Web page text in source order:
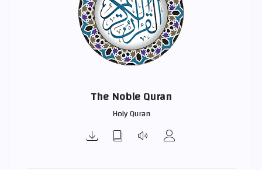
The Noble Quran
Holy Quran